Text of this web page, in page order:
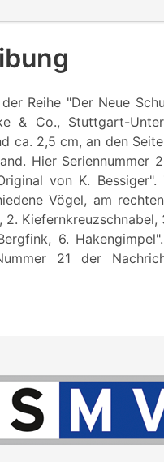
Reihe "Der Neue
& Co., Stuttgart-
ca. 2,5 cm, an den
Hier Seriennummer
von K.
Vögel, am
2. Kiefernkreuzschnabel,
6.
21 der